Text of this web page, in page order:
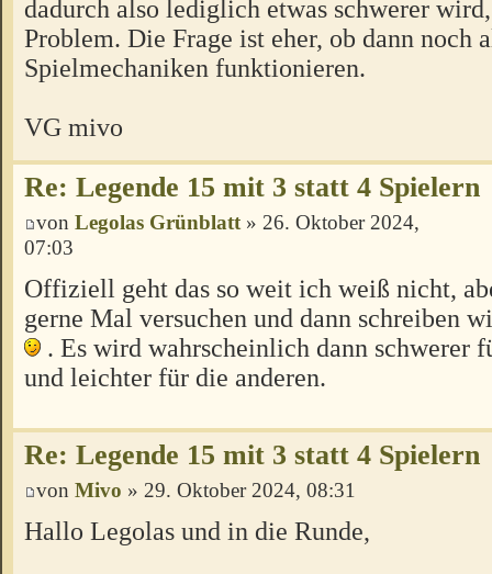
dadurch also lediglich etwas schwerer
Problem. Die Frage ist eher, ob dann noch
Spielmechaniken funktionieren.
VG mivo
Re: Legende 15 mit 3 statt 4 Spielern
von Legolas Grünblatt » 26. Oktober 2024,
07:03
Offiziell geht das so weit ich weiß nicht,
gerne Mal versuchen und dann schreiben
. Es wird wahrscheinlich dann schwerer
und leichter für die anderen.
Re: Legende 15 mit 3 statt 4 Spielern
von Mivo » 29. Oktober 2024, 08:31
Hallo Legolas und in die Runde,